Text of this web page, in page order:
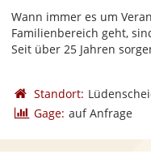
Wann immer es um
Familienbereich geht,
Seit über 25 Jahren
Standort:
Gage: auf Anfrage